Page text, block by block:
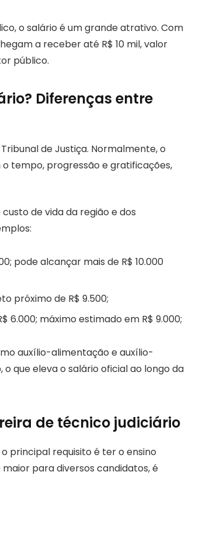
o salário é um grande atrativo. Com
a receber até R$ 10 mil, valor
público.
Diferenças entre
de Justiça. Normalmente, o
o tempo, progressão e gratificações,
de vida da região e dos
pode alcançar mais de R$ 10.000
próximo de R$ 9.500;
6.000; máximo estimado em R$ 9.000;
auxílio-alimentação e auxílio-
que eleva o salário oficial ao longo da
de técnico judiciário
principal requisito é ter o ensino
para diversos candidatos, é